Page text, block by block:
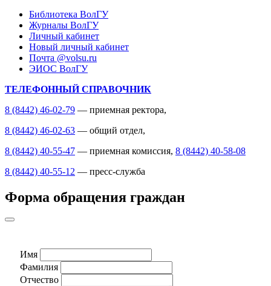
Библиотека ВолГУ
Журналы ВолГУ
Личный кабинет
Новый личный кабинет
Почта @volsu.ru
ЭИОС ВолГУ
ТЕЛЕФОННЫЙ СПРАВОЧНИК
8 (8442) 46-02-79 — приемная ректора,
8 (8442) 46-02-63 — общий отдел,
8 (8442) 40-55-47 — приемная комиссия, 8 (8442) 40-58-08
8 (8442) 40-55-12 — пресс-служба
Форма обращения граждан
Имя
Фамилия
Отчество